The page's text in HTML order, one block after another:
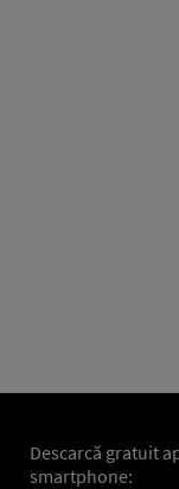
Descarcă gratuit
smartphone: